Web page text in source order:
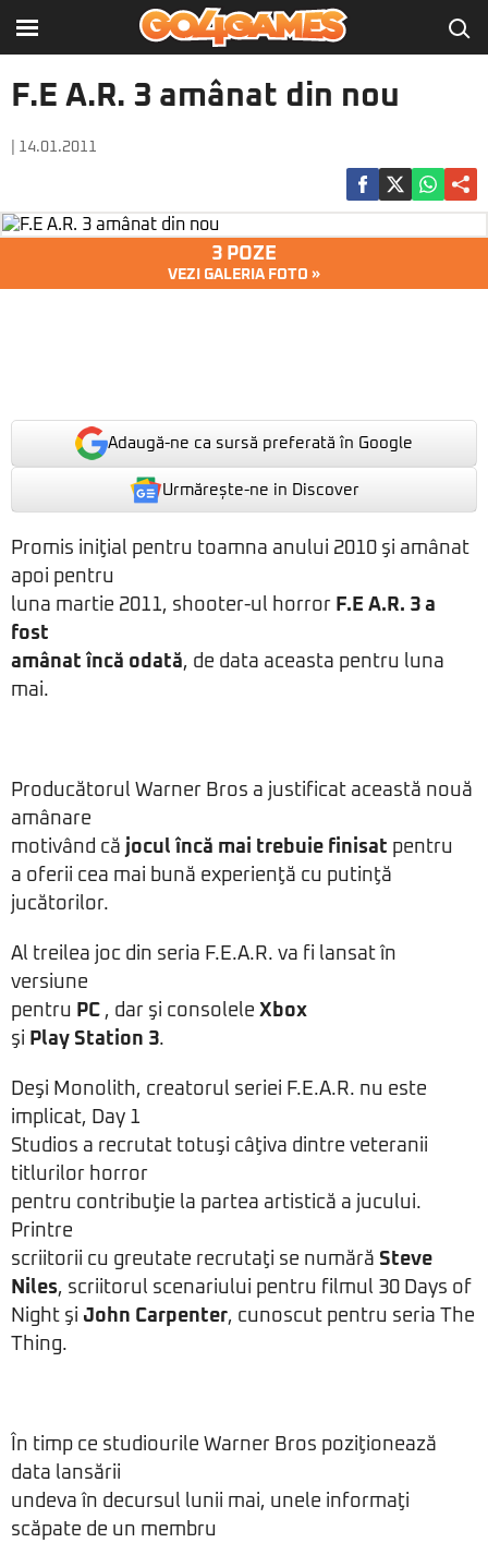
F.E A.R. 3 amânat din nou
| 14.01.2011
3 POZE
VEZI GALERIA FOTO »
Adaugă-ne ca sursă preferată în Google
Urmărește-ne in Discover
Promis iniţial pentru toamna anului 2010 şi amânat
apoi pentru
luna martie 2011, shooter-ul horror F.E A.R. 3 a
fost
amânat încă odată, de data aceasta pentru luna
mai.
Producătorul Warner Bros a justificat această nouă
amânare
motivând că jocul încă mai trebuie finisat pentru
a oferii cea mai bună experienţă cu putinţă
jucătorilor.
Al treilea joc din seria F.E.A.R. va fi lansat în
versiune
pentru PC , dar şi consolele Xbox
şi Play Station 3.
Deşi Monolith, creatorul seriei F.E.A.R. nu este
implicat, Day 1
Studios a recrutat totuşi câţiva dintre veteranii
titlurilor horror
pentru contribuţie la partea artistică a jucului.
Printre
scriitorii cu greutate recrutaţi se numără Steve
Niles, scriitorul scenariului pentru filmul 30 Days of
Night şi John Carpenter, cunoscut pentru seria The
Thing.
În timp ce studiourile Warner Bros poziţionează
data lansării
undeva în decursul lunii mai, unele informaţi
scăpate de un membru